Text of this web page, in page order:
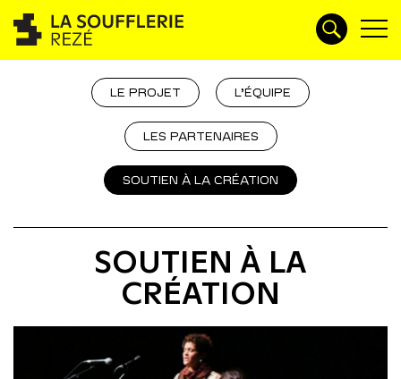
LE PROJET L’ÉQUIPE
LES PARTENAIRES
SOUTIEN À LA CRÉATION
SOUTIEN À LA
CRÉATION